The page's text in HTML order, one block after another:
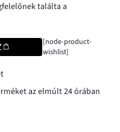
találta a
[node-product-
wishlist]
az elmúlt 24 órában